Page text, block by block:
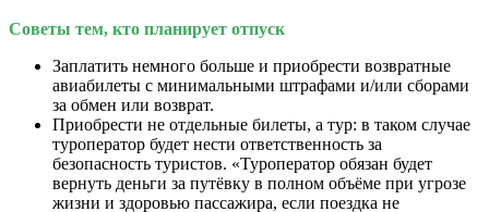
Советы тем, кто планирует отпуск
Заплатить немного больше и приобрести возвратные
авиабилеты с минимальными штрафами и/или сборами
за обмен или возврат.
Приобрести не отдельные билеты, а тур: в таком случае
туроператор будет нести ответственность за
безопасность туристов. «Туроператор обязан будет
вернуть деньги за путёвку в полном объёме при угрозе
жизни и здоровью пассажира, если поездка не